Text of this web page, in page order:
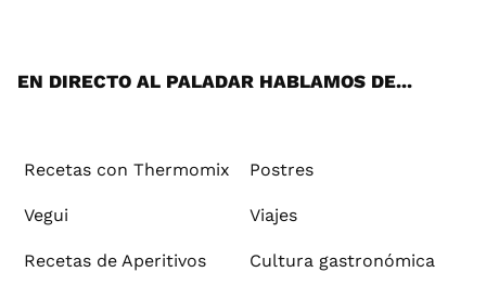
EN DIRECTO AL PALADAR HABLAMOS DE...
Recetas con Thermomix Postres
Vegui Viajes
Recetas de Aperitivos Cultura gastronómica